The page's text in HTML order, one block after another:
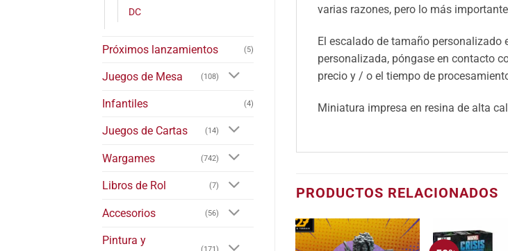
DC
Próximos lanzamientos (5)
Juegos de Mesa (108)
Infantiles (4)
Juegos de Cartas (14)
Wargames (742)
Libros de Rol (7)
Accesorios (56)
Pintura y
(171)
varias razones, pero lo más
El escalado de tamaño
personalizada, póngase en contacto
precio y / o el tiempo de
Miniatura impresa en resina de alta
PRODUCTOS RELACIONADOS